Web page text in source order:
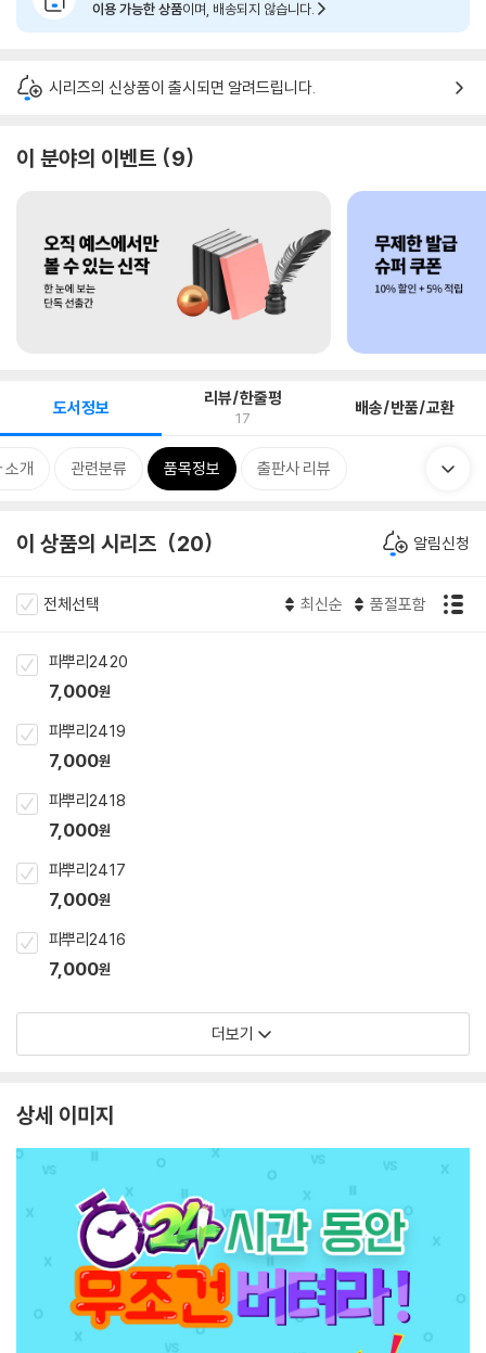
이용 가능한 상품이며, 배송되지 않습니다.
시리즈의 신상품이 출시되면 알려드립니다.
이 분야의 이벤트 9
도서정보 리뷰/한줄평
17 배송/반품/교환
소개 관련분류 품목정보 출판사 리뷰
이 상품의 시리즈 20 알림신청
전체선택 최신순 품절포함
파뿌리24 20
7,000원
파뿌리24 19
7,000원
파뿌리24 18
7,000원
파뿌리24 17
7,000원
파뿌리24 16
7,000원
더보기
상세 이미지